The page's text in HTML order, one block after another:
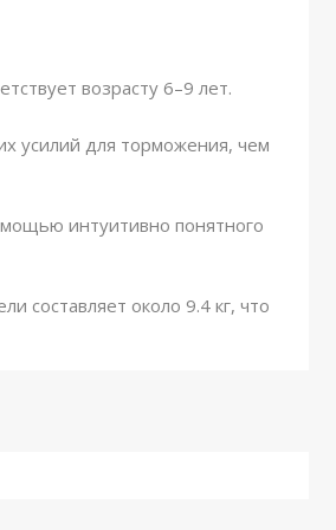
возрасту 6–9 лет.
усилий для торможения, чем
интуитивно понятного
составляет около 9.4 кг, что